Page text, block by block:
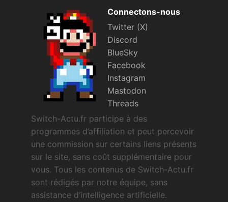
Connectons-nous
Twitter (X)
Discord
BlueSky
Facebook
Instagram
Mastodon
Threads
Switch-Actu.fr participe à des
programmes d’affiliation et peut percevoir
une commission sur certains liens présents
sur le site, sans coût supplémentaire pour
vous. Tous les contenus de Switch-Actu.fr
sont rédigés par notre équipe, sans
assistance d’intelligence artificielle.